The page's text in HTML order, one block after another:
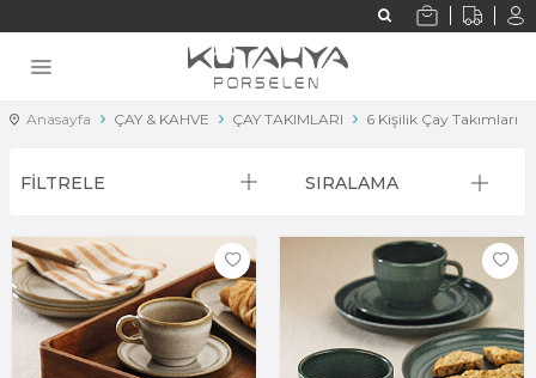
Anasayfa ÇAY & KAHVE ÇAY TAKIMLARI 6 Kişilik Çay Takımları
FİLTRELE SIRALAMA